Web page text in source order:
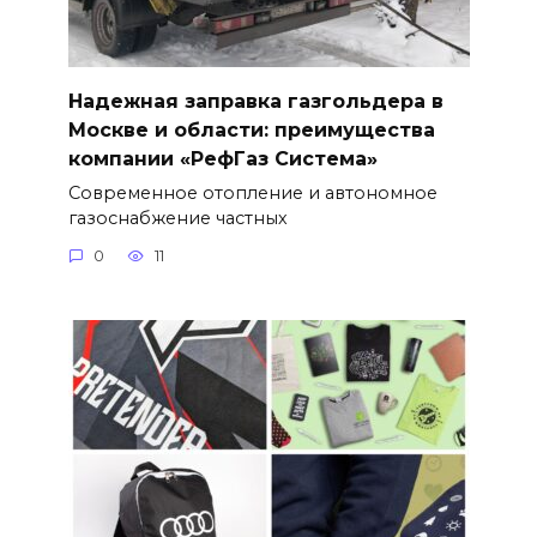
Надежная заправка газгольдера в
Москве и области: преимущества
компании «РефГаз Система»
Современное отопление и автономное
газоснабжение частных
0 11